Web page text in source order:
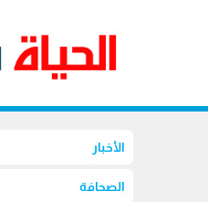
الأخبار
الصحافة